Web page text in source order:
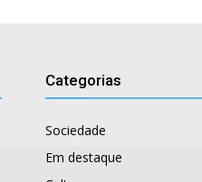
Categorias
Sociedade
Em destaque